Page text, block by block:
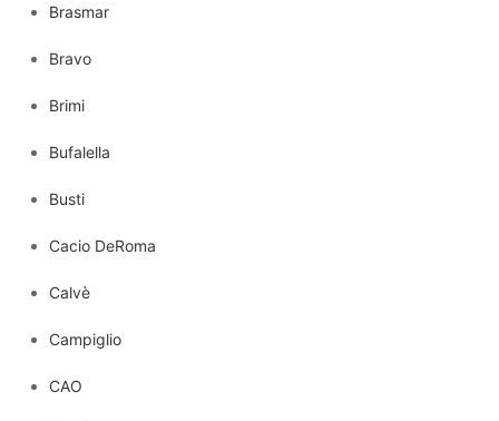
Brasmar
Bravo
Brimi
Bufalella
Busti
Cacio DeRoma
Calvè
Campiglio
CAO